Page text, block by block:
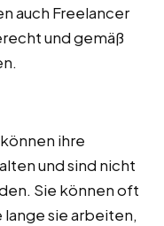
auch Freelancer
und gemäß
ihre
und sind nicht
Sie können oft
sie arbeiten,